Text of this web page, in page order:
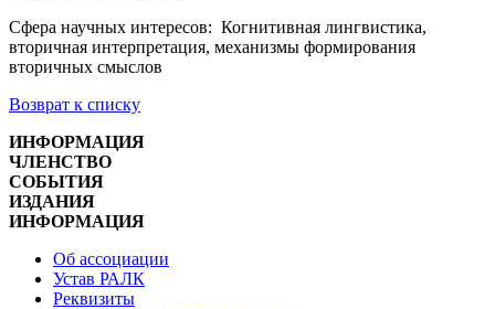
Сфера научных интересов: Когнитивная лингвистика,
вторичная интерпретация, механизмы формирования
вторичных смыслов
Возврат к списку
ИНФОРМАЦИЯ
ЧЛЕНСТВО
СОБЫТИЯ
ИЗДАНИЯ
ИНФОРМАЦИЯ
Об ассоциации
Устав РАЛК
Реквизиты